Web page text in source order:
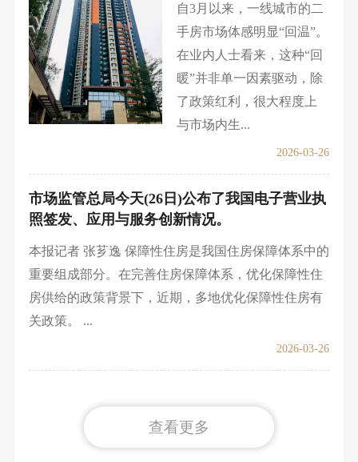
自3月以来，一线城市的二
手房市场体感明显“回温”。
在业内人士看来，这种“回
暖”并非单一因素驱动，除
了政策红利，很大程度上
与市场内生...
2026-03-26
市场监管总局今天(26日)公布了我国电子营业执
照签发、应用与服务创新情况。
本报记者 张芗逸 保障性住房是我国住房保障体系中的
重要组成部分。在完善住房保障体系，优化保障性住
房供给的政策背景下，近期，多地优化保障性住房有
关政策。 ...
2026-03-26
查看更多